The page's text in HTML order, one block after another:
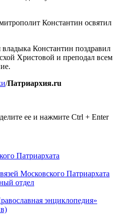
Константин освятил
Константин поздравил
Христовой и преподал всем
/Патриархия.ru
ее и нажмите Ctrl + Enter
Патриархата
Московского Патриархата
отдел
энциклопедия»